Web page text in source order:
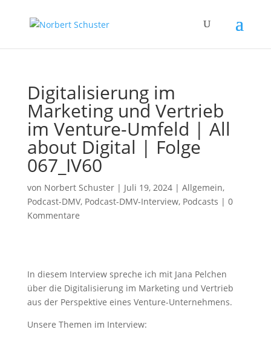
Digitalisierung im
Marketing und Vertrieb
im Venture-Umfeld | All
about Digital | Folge
067_IV60
von Norbert Schuster| Juli 19, 2024| Allgemein,
Podcast-DMV, Podcast-DMV-Interview, Podcasts | 0
Kommentare
In diesem Interview spreche ich mit Jana Pelchen
über die Digitalisierung im Marketing und Vertrieb
aus der Perspektive eines Venture-Unternehmens.
Unsere Themen im Interview: